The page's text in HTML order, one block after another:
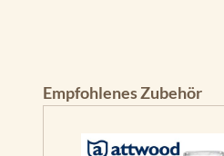
Produktgalerie überspringen
Empfohlenes Zubehör